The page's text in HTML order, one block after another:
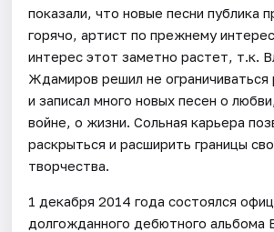
показали, что новые песни публика
горячо, артист по прежнему
интерес этот заметно растет, т.к.
Ждамиров решил не
и записал много новых песен о
войне, о жизни. Сольная карьера
раскрыться и расширить границы
творчества.
1 декабря 2014 года состоялся
долгожданного дебютного альбома